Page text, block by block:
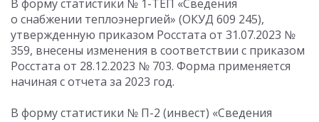
В форму статистики № 1-ТЕП «Сведения
о снабжении теплоэнергией» (ОКУД 609 245),
утвержденную приказом Росстата от 31.07.2023 №
359, внесены изменения в соответствии с приказом
Росстата от 28.12.2023 № 703. Форма применяется
начиная с отчета за 2023 год.
В форму статистики № П-2 (инвест) «Сведения